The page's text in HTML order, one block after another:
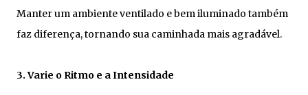
Manter um ambiente ventilado e bem iluminado também
faz diferença, tornando sua caminhada mais agradável.
3. Varie o Ritmo e a Intensidade